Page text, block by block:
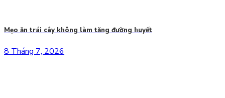
Mẹo ăn trái cây không làm tăng đường huyết
8 Tháng 7, 2026